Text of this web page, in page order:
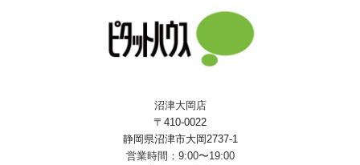
沼津大岡店
〒410-0022
静岡県沼津市大岡2737-1
営業時間：9:00〜19:00